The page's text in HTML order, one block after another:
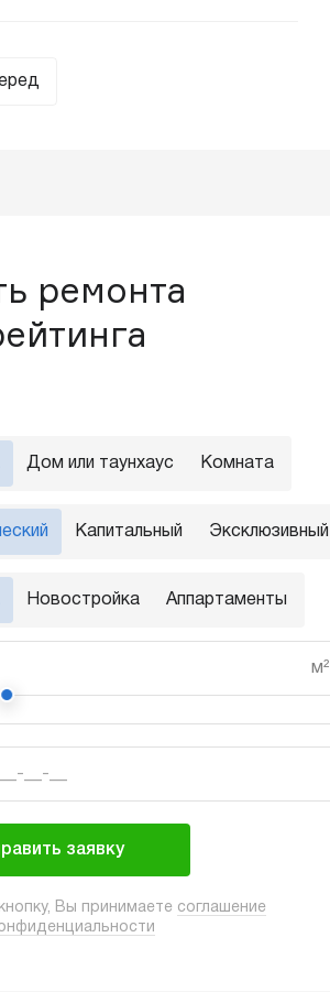
ремонта
Дом или таунхаус Комната
Капитальный Эксклюзивный
Новостройка Аппартаменты
м²
__-__
заявку
Вы принимаете соглашение